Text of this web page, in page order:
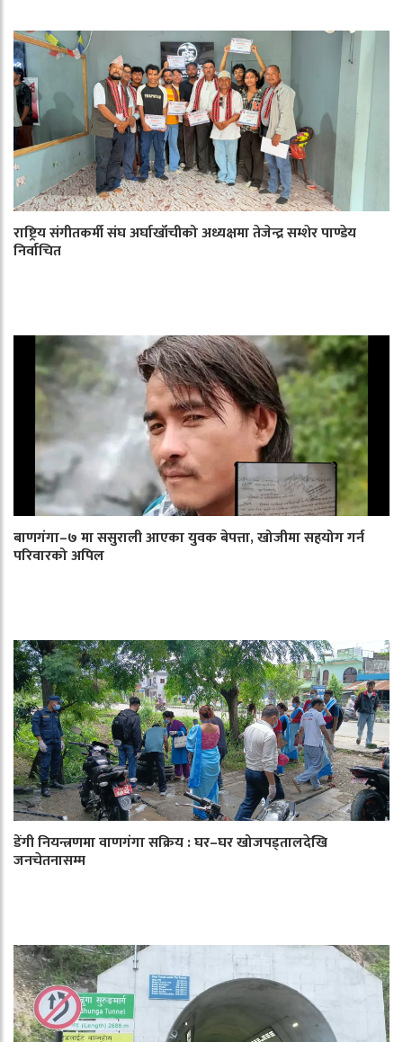
राष्ट्रिय संगीतकर्मी संघ अर्घाखाँचीको अध्यक्षमा तेजेन्द्र सम्शेर पाण्डेय
निर्वाचित
बाणगंगा–७ मा ससुराली आएका युवक बेपत्ता, खोजीमा सहयोग गर्न
परिवारको अपिल
डेंगी नियन्त्रणमा वाणगंगा सक्रिय : घर–घर खोजपड्तालदेखि
जनचेतनासम्म